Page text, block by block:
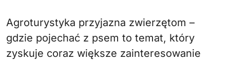
Agroturystyka przyjazna zwierzętom –
gdzie pojechać z psem to temat, który
zyskuje coraz większe zainteresowanie